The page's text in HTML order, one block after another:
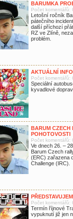
BARUMKA
Počet komentářů:
Letošní ročník
pátečního
další příchozí
RZ ve Zlíně,
problém.
AKTUÁLNÍ
Počet komentářů:
Speciální
kyvadlové
BARUM CZECH
POHOTOVOSTI
Počet komentářů:
Ve dnech 26. –
Barum Czech
(ERC) zařazena
Challenge (IRC).
Počet komentářů:
Termín říjnové
vypuknutí již jen